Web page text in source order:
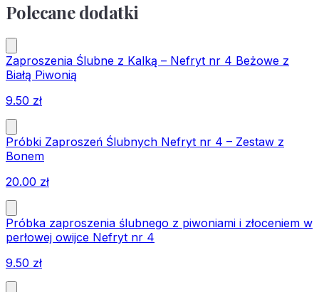
Polecane dodatki
Zaproszenia Ślubne z Kalką – Nefryt nr 4 Beżowe z
Białą Piwonią
9.50 zł
Próbki Zaproszeń Ślubnych Nefryt nr 4 – Zestaw z
Bonem
20.00 zł
Próbka zaproszenia ślubnego z piwoniami i złoceniem w
perłowej owijce Nefryt nr 4
9.50 zł